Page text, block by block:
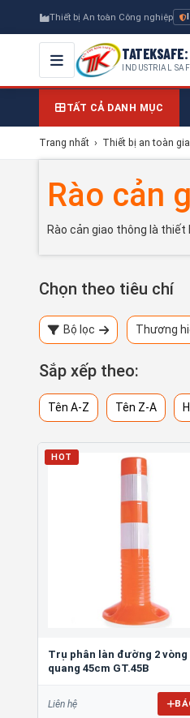
Thiết bị An toàn Công nghiệp
TATEKSAFE:
INDUSTRIAL
TẤT CẢ DANH MỤC
Trang nhất › Thiết bị an toàn
Rào cản
Rào cản giao thông là
Chọn theo tiêu chí
Bộ lọc Thương
Sắp xếp theo:
Tên A-Z Tên Z-A
HOT
Trụ phân làn đường 2 vòng
quang 45cm GT.45B
Liên hệ